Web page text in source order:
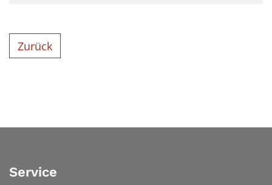
Zurück
Service